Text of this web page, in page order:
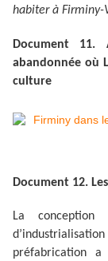
habiter à Firminy-
Document
abandonnée où
culture
Document 12.
La
préfabrication